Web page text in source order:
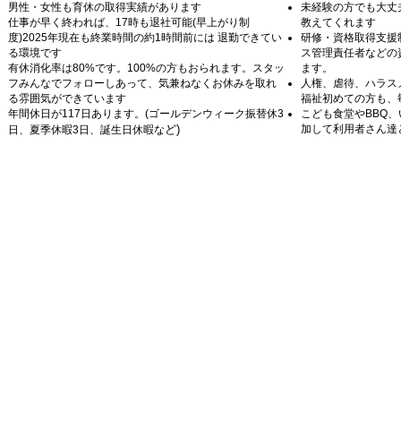
男性・女性も育休の取得実績があります
仕事が早く終われば、17時も退社可能(早上がり制
度)2025年現在も終業時間の約1時間前には 退勤できてい
る環境です
有休消化率は80%です。100%の方もおられます。スタッ
フみんなでフォローしあって、気兼ねなくお休みを取れ
る雰囲気ができています
年間休日が117日あります。(ゴールデンウィーク振替休3
日、夏季休暇3日、誕生日休暇な ど)
未経験の方でも大
教えてくれます
研修・資格取得支
ス管理責任者など
ます。
人権、虐待、ハラ
福祉初めての方も
こども食堂やBBQ
加して利用者さん